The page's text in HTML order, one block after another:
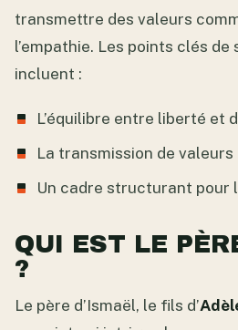
transmettre des valeurs
l’empathie. Les points clés de
incluent :
L’équilibre entre liberté et
La transmission de
Un cadre structurant pour
QUI EST LE
?
Le père d’Ismaël, le fils d’